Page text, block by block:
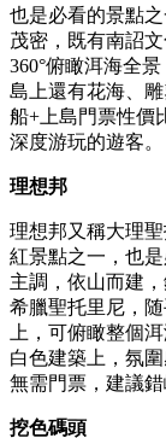
也是必看的景點
茂密，既有南詔
360°俯瞰洱海全
島上還有花海、
船+上島門票性價
深度游玩的遊客。
理想邦
理想邦又稱大理
紅景點之一，也
主調，依山而建
希臘聖托里尼，
上，可俯瞰整個
白色建築上，氛
無需門票，建議錯
挖色碼頭